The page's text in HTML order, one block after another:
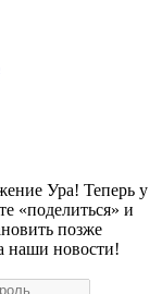
Ура! Теперь у
«поделиться» и
позже
наши новости!